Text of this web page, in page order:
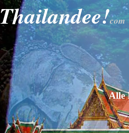
Thailandee!com
Alle